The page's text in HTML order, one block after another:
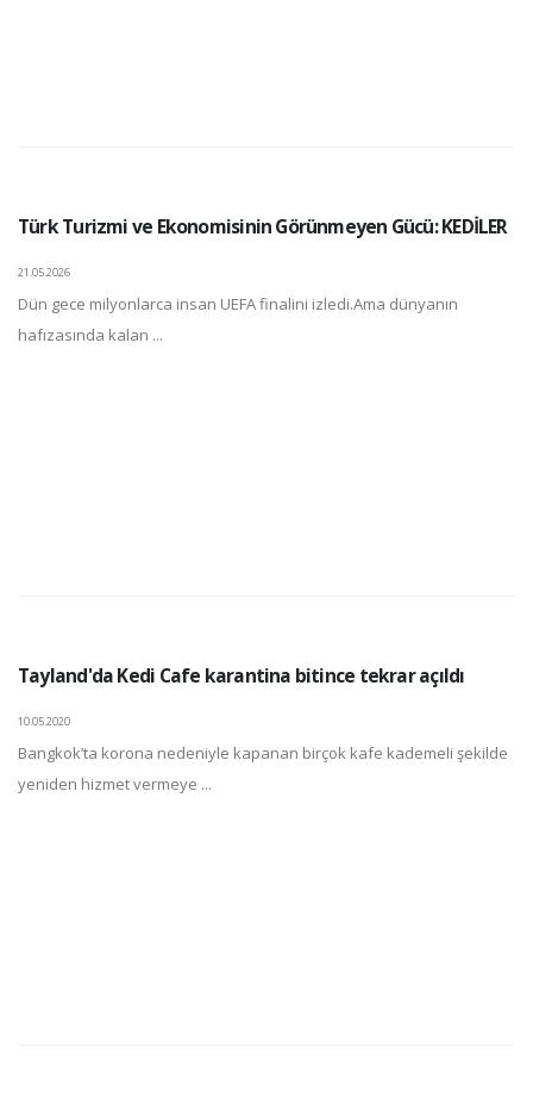
Türk Turizmi ve Ekonomisinin Görünmeyen Gücü: KEDİLER
21.05.2026
Dün gece milyonlarca insan UEFA finalini izledi.Ama dünyanın
hafızasında kalan ...
Tayland'da Kedi Cafe karantina bitince tekrar açıldı
10.05.2020
Bangkok’ta korona nedeniyle kapanan birçok kafe kademeli şekilde
yeniden hizmet vermeye ...